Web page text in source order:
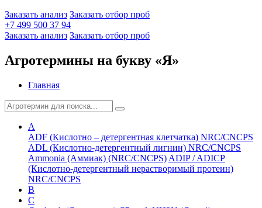
Заказать анализ Заказать отбор проб
+7 499 500 37 94
Заказать анализ Заказать отбор проб
Агротермины на букву «Я»
Главная
A
ADF (Кислотно – детергентная клетчатка) NRC/CNCPS
ADL (Кислотно-детергентный лигнин) NRC/CNCPS
Ammonia (Аммиак) (NRC/CNCPS) ADIP / ADICP
(Кислотно-детергентный нерастворимый протеин)
NRC/CNCPS
B
C